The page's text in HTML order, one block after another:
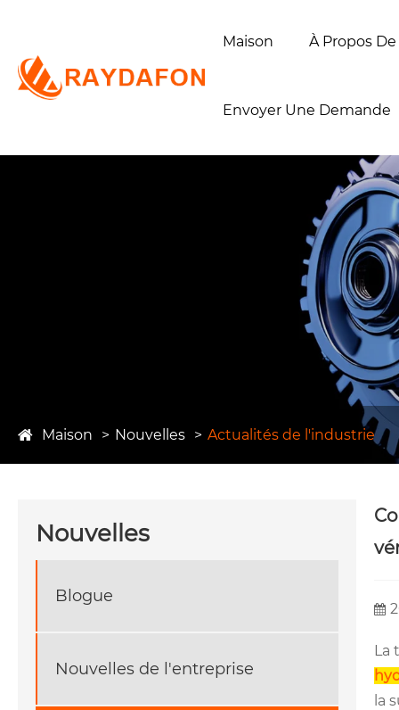
Maison À Propos
Envoyer Une Demande
Maison Nouvelles Actualités de l'industrie
Nouvelles
Blogue
Nouvelles de l'entreprise
La
la